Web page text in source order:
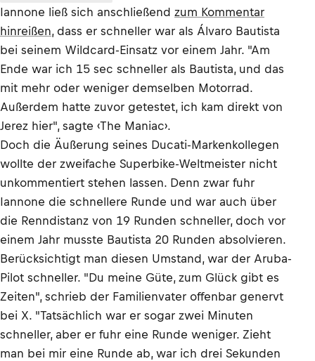
Iannone ließ sich anschließend zum Kommentar
hinreißen, dass er schneller war als Álvaro Bautista
bei seinem Wildcard-Einsatz vor einem Jahr. "Am
Ende war ich 15 sec schneller als Bautista, und das
mit mehr oder weniger demselben Motorrad.
Außerdem hatte zuvor getestet, ich kam direkt von
Jerez hier", sagte ‹The Maniac›.
Doch die Äußerung seines Ducati-Markenkollegen
wollte der zweifache Superbike-Weltmeister nicht
unkommentiert stehen lassen. Denn zwar fuhr
Iannone die schnellere Runde und war auch über
die Renndistanz von 19 Runden schneller, doch vor
einem Jahr musste Bautista 20 Runden absolvieren.
Berücksichtigt man diesen Umstand, war der Aruba-
Pilot schneller. "Du meine Güte, zum Glück gibt es
Zeiten", schrieb der Familienvater offenbar genervt
bei X. "Tatsächlich war er sogar zwei Minuten
schneller, aber er fuhr eine Runde weniger. Zieht
man bei mir eine Runde ab, war ich drei Sekunden